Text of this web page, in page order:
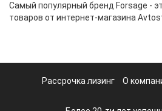
Самый популярный бренд Forsage -
товаров от интернет-магазина
Рассрочка лизинг О